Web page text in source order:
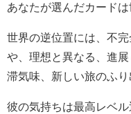
あなたが選んだカードは
世界の逆位置には、不
や、理想と異なる、進
滞気味、新しい旅のふ
彼の気持ちは最高レベ